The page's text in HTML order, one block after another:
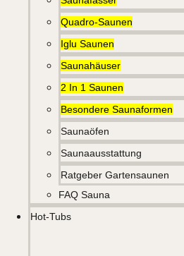
Quadro-Saunen
Iglu Saunen
Saunahäuser
2 In 1 Saunen
Besondere Saunaformen
Saunaöfen
Saunaausstattung
Ratgeber Gartensaunen
FAQ Sauna
Hot-Tubs